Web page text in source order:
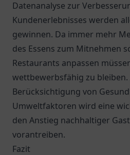
Datenanalyse zur
Kundenerlebnisses werden
gewinnen. Da immer mehr
des Essens zum Mitnehmen
Restaurants anpassen
wettbewerbsfähig zu bleiben.
Berücksichtigung von
Umweltfaktoren wird eine
den Anstieg nachhaltiger
vorantreiben.
Fazit